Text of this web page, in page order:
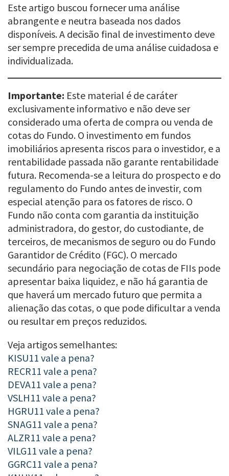
Este artigo buscou fornecer uma análise
abrangente e neutra baseada nos dados
disponíveis. A decisão final de investimento deve
ser sempre precedida de uma análise cuidadosa e
individualizada.
Importante: Este material é de caráter
exclusivamente informativo e não deve ser
considerado uma oferta de compra ou venda de
cotas do Fundo. O investimento em fundos
imobiliários apresenta riscos para o investidor, e a
rentabilidade passada não garante rentabilidade
futura. Recomenda-se a leitura do prospecto e do
regulamento do Fundo antes de investir, com
especial atenção para os fatores de risco. O
Fundo não conta com garantia da instituição
administradora, do gestor, do custodiante, de
terceiros, de mecanismos de seguro ou do Fundo
Garantidor de Crédito (FGC). O mercado
secundário para negociação de cotas de FIIs pode
apresentar baixa liquidez, e não há garantia de
que haverá um mercado futuro que permita a
alienação das cotas, o que pode dificultar a venda
ou resultar em preços reduzidos.
Veja artigos semelhantes:
KISU11 vale a pena?
RECR11 vale a pena?
DEVA11 vale a pena?
VSLH11 vale a pena?
HGRU11 vale a pena?
SNAG11 vale a pena?
ALZR11 vale a pena?
VILG11 vale a pena?
GGRC11 vale a pena?